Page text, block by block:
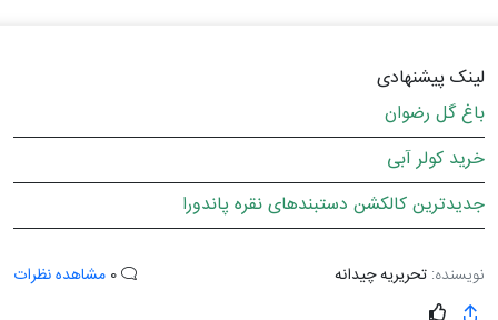
لینک پیشنهادی
باغ گل رضوان
خرید کولر آبی
جدیدترین کالکشن دستبندهای نقره پاندورا
نویسنده: تحریریه چیدانه مشاهده نظرات